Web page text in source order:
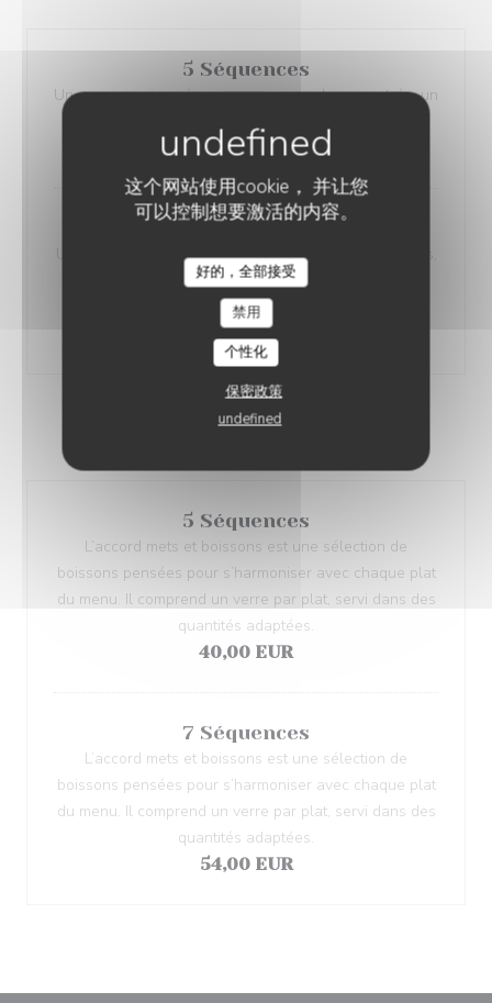
这个网站使用cookie， 并让您
可以控制想要激活的内容。
好的，全部接受
禁用
个性化
保密政策
undefined
5 Séquences
Un menu en cinq séquences comprend : une entrée, un
58,00 EUR
7 Séquences
Un menu en sept séquences comprend : Deux entrées,
un poisson, une viande, le plat signature du chef, un
pré-dessert et un dessert.
74,00 EUR
Accords Mets & Boissons
5 Séquences
L’accord mets et boissons est une sélection de
boissons pensées pour s’harmoniser avec chaque plat
du menu. Il comprend un verre par plat, servi dans des
quantités adaptées.
40,00 EUR
7 Séquences
L’accord mets et boissons est une sélection de
boissons pensées pour s’harmoniser avec chaque plat
du menu. Il comprend un verre par plat, servi dans des
quantités adaptées.
54,00 EUR